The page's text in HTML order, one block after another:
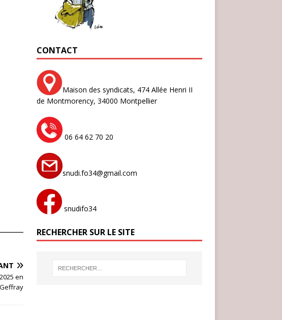
en
CONTACT
Maison des syndicats, 474 Allée Henri II
de Montmorency, 34000 Montpellier
06 64 62 70 20
snudi.fo34@gmail.com
snudifo34
RECHERCHER SUR LE SITE